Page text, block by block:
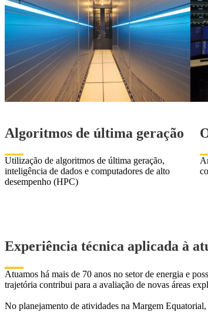
Algoritmos de última geração
Utilização de algoritmos de última geração,
inteligência de dados e computadores de alto
desempenho (HPC)
Experiência técnica aplicada à
Atuamos há mais de 70 anos no setor de energia e
trajetória contribui para a avaliação de novas áreas
No planejamento de atividades na Margem